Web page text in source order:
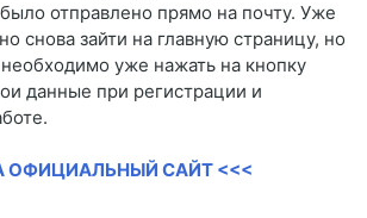
отправлено прямо на почту. Уже
снова зайти на главную страницу, но
уже нажать на кнопку
данные при регистрации и
ОФИЦИАЛЬНЫЙ САЙТ <<<